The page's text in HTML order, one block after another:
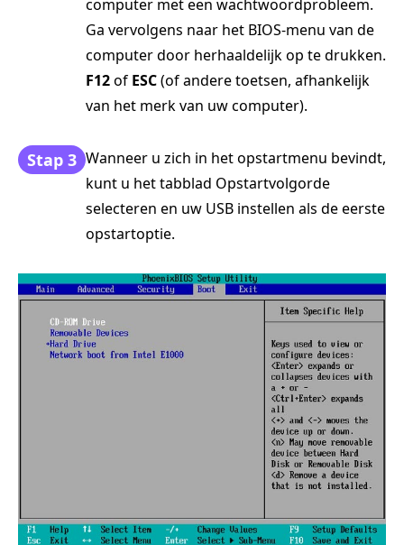
computer met een wachtwoordprobleem.
Ga vervolgens naar het BIOS-menu van de
computer door herhaaldelijk op te drukken.
F12of ESC(of andere toetsen, afhankelijk
van het merk van uw computer).
Stap 3 Wanneer u zich in het opstartmenu bevindt,
kunt u het tabblad Opstartvolgorde
selecteren en uw USB instellen als de eerste
opstartoptie.